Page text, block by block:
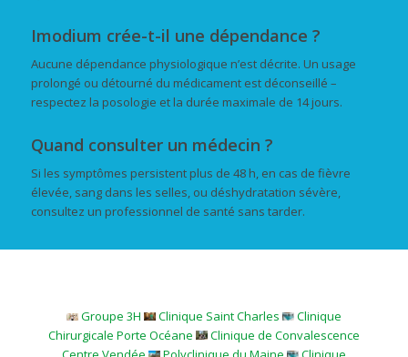
Imodium crée-t-il une dépendance ?
Aucune dépendance physiologique n’est décrite. Un usage
prolongé ou détourné du médicament est déconseillé –
respectez la posologie et la durée maximale de 14 jours.
Quand consulter un médecin ?
Si les symptômes persistent plus de 48 h, en cas de fièvre
élevée, sang dans les selles, ou déshydratation sévère,
consultez un professionnel de santé sans tarder.
Groupe 3H Clinique Saint Charles
Clinique
Chirurgicale Porte Océane
Clinique de Convalescence